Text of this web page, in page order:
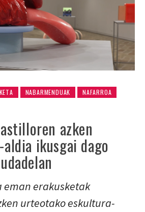
NABARMENDUAK
NAFARROA
azken
ikusgai dago
eman erakusketak
urteotako eskultura-